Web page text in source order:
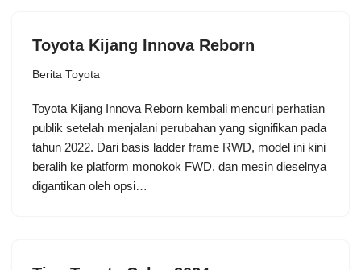
Toyota Kijang Innova Reborn
Berita Toyota
Toyota Kijang Innova Reborn kembali mencuri perhatian
publik setelah menjalani perubahan yang signifikan pada
tahun 2022. Dari basis ladder frame RWD, model ini kini
beralih ke platform monokok FWD, dan mesin dieselnya
digantikan oleh opsi…